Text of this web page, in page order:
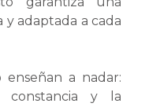
y adaptada a cada
enseñan a nadar:
constancia y la